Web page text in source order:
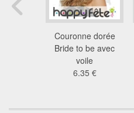
Couronne dorée
Bride to be avec
voile
6.35 €